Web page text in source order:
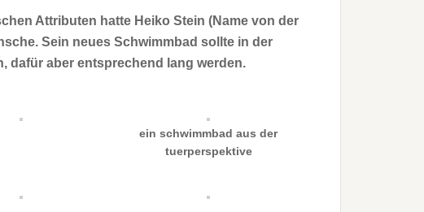
Attributen hatte Heiko Stein (Name von der
Sein neues Schwimmbad sollte in der
dafür aber entsprechend lang werden.
ein schwimmbad aus der
tuerperspektive